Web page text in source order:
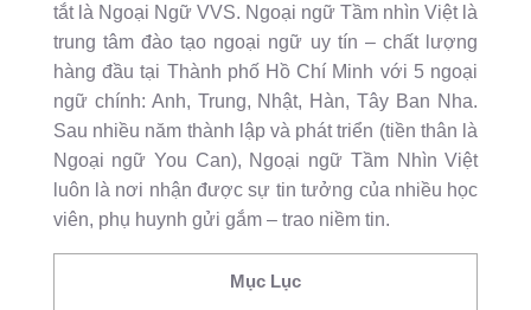
tắt là Ngoại Ngữ VVS. Ngoại ngữ Tầm nhìn Việt là
trung tâm đào tạo ngoại ngữ uy tín – chất lượng
hàng đầu tại Thành phố Hồ Chí Minh với 5 ngoại
ngữ chính: Anh, Trung, Nhật, Hàn, Tây Ban Nha.
Sau nhiều năm thành lập và phát triển (tiền thân là
Ngoại ngữ You Can), Ngoại ngữ Tầm Nhìn Việt
luôn là nơi nhận được sự tin tưởng của nhiều học
viên, phụ huynh gửi gắm – trao niềm tin.
Mục Lục